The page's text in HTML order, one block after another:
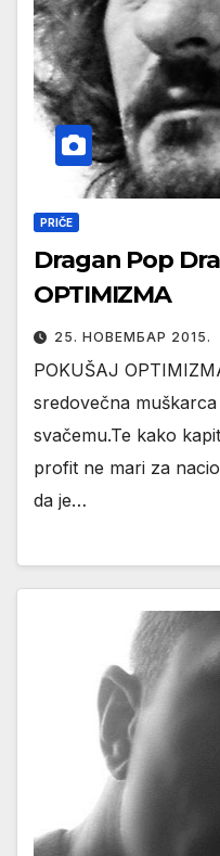
PRIČE
Dragan Pop
OPTIMIZMA
25. НОВЕМБАР 2015.
POKUŠAJ
sredovečna
svačemu.Te kako
profit ne mari za
da je…